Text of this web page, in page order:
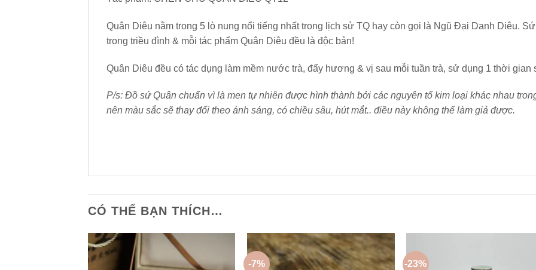
Quân Diêu nằm trong 5 lò nung nổi tiếng nhất trong lịch sử TQ hay còn gọi là Ngũ Đại Danh Diêu.
trong triều đình & mỗi tác phẩm Quân Diêu đều là độc bản!
Quân Diêu đều có tác dụng làm mềm nước trà, đẩy hương & vị sau mỗi tuần trà, sử dụng 1 thời gian
P/s: Đồ sứ Quân chuẩn vì là men tự nhiên được hình thành bởi các nguyên tố kim loại khác nhau
nên màu sắc sẽ thay đổi theo ánh sáng, có chiều sâu, hút mắt.. điều này không thể làm giả được.
CÓ THỂ BẠN THÍCH…
-7% -23%